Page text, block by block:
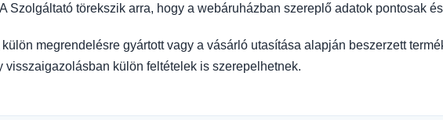
Szolgáltató törekszik arra, hogy a webáruházban szereplő adatok pontosak
megrendelésre gyártott vagy a vásárló utasítása alapján beszerzett
visszaigazolásban külön feltételek is szerepelhetnek.